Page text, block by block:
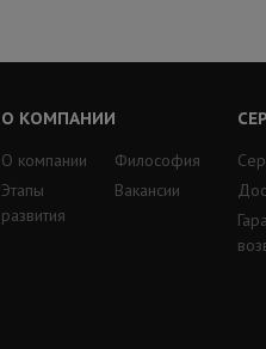
О КОМПАНИИ
О компании
Этапы
развития
Философия
Вакансии